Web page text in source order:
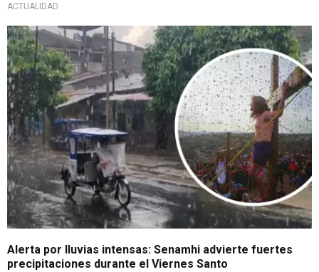
ACTUALIDAD
A tomar precauciones
Alerta por lluvias intensas: Senamhi advierte fuertes
precipitaciones durante el Viernes Santo